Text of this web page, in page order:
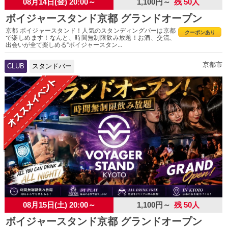
ボイジャースタンド京都 グランドオープン
クーポンあり
京都 ボイジャースタンド！人気のスタンディングバーは京都
で楽しめます！なんと、時間無制限飲み放題！お酒、交流、
出会いが全て楽しめる“ボイジャースタン...
CLUB スタンドバー 京都市
08月15日(土) 20:00～ 1,100円～ 残 50人
ボイジャースタンド京都 グランドオープン